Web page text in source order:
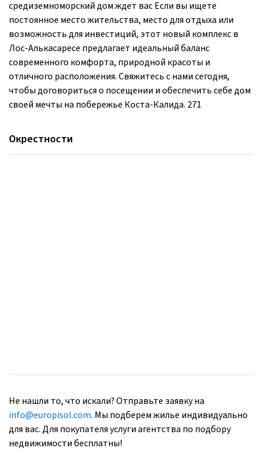
средиземноморский дом ждет вас Если вы ищете
постоянное место жительства, место для отдыха или
возможность для инвестиций, этот новый комплекс в
Лос-Алькасаресе предлагает идеальный баланс
современного комфорта, природной красоты и
отличного расположения. Свяжитесь с нами сегодня,
чтобы договориться о посещении и обеспечить себе дом
своей мечты на побережье Коста-Калида. 271
Окрестности
Не нашли то, что искали? Отправьте заявку на
info@europisol.com. Мы подберем жилье индивидуально
для вас. Для покупателя услуги агентства по подбору
недвижимости бесплатны!